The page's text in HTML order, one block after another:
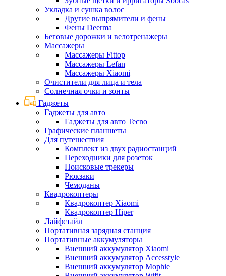
Укладка и сушка волос
Другие выпрямители и фены
Фены Deerma
Беговые дорожки и велотренажеры
Массажеры
Массажеры Fittop
Массажеры Lefan
Массажеры Xiaomi
Очистители для лица и тела
Солнечная очки и зонты
Гаджеты
Гаджеты для авто
Гаджеты для авто Tecno
Графические планшеты
Для путешествия
Комплект из двух радиостанций
Переходники для розеток
Поисковые трекеры
Рюкзаки
Чемоданы
Квадрокоптеры
Квадрокоптер Xiaomi
Квадрокоптер Hiper
Лайфстайл
Портативная зарядная станция
Портативные аккумуляторы
Внешний аккумулятор Xiaomi
Внешний аккумулятор Accesstyle
Внешний аккумулятор Mophie